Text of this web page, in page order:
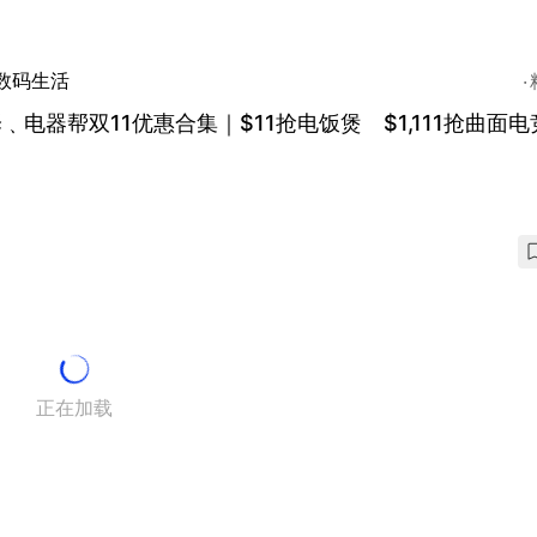
码生活
电器帮双11优惠合集｜$11抢电饭煲 $1,111抢曲面电
正在加载